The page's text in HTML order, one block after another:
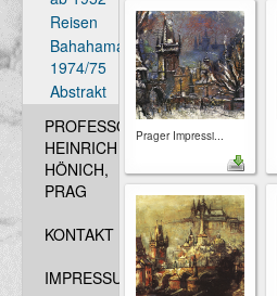
Reisen
Bahahamas
1974/75
Abstrakt
PROFESSOR
HEINRICH
HÖNICH,
PRAG
KONTAKT
IMPRESSUM
Prager Impressi...